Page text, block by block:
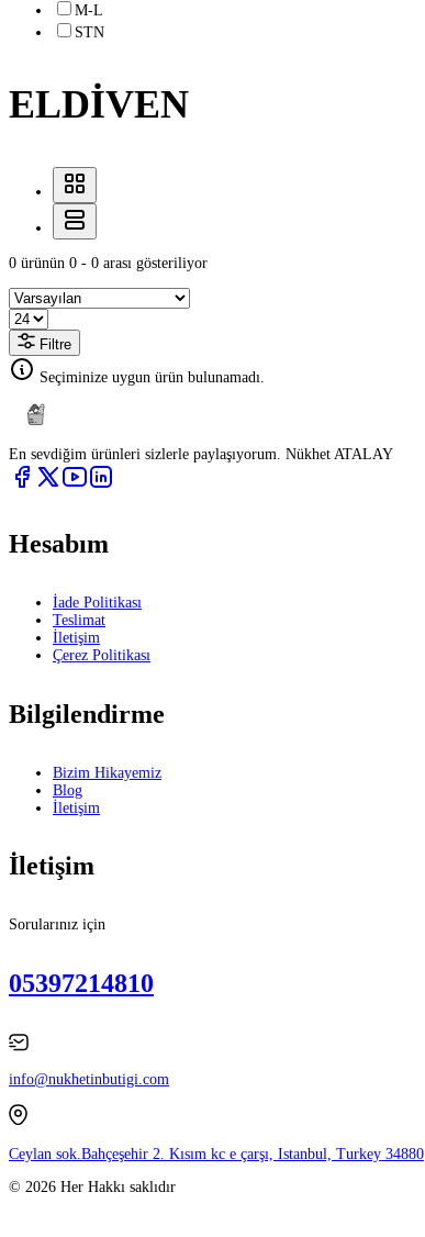
M-L
STN
ELDİVEN
0 ürünün 0 - 0 arası gösteriliyor
Filtre
Seçiminize uygun ürün bulunamadı.
En sevdiğim ürünleri sizlerle paylaşıyorum. Nükhet ATALAY
Hesabım
İade Politikası
Teslimat
İletişim
Çerez Politikası
Bilgilendirme
Bizim Hikayemiz
Blog
İletişim
İletişim
Sorularınız için
05397214810
info@nukhetinbutigi.com
Ceylan sok.Bahçeşehir 2. Kısım kc e çarşı, Istanbul, Turkey 34880
© 2026 Her Hakkı saklıdır